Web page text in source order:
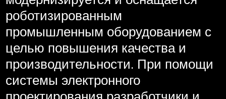
роботизированным
промышленным оборудованием с
целью повышения качества и
производительности. При помощи
системы электронного